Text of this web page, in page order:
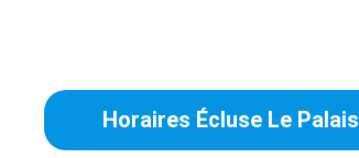
Horaires Écluse Le Palais